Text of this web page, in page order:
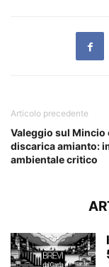
Articolo precedente
Valeggio sul Mincio
discarica amianto:
ambientale critico